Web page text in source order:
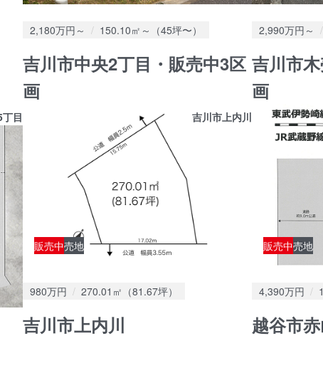
吉川市中央2丁目・販売中3区
画
価格：
2,180万円～ 土地面積：
150.10㎡～（45坪〜）
吉川市
画
価格：
2,990万円～
目
販売中売地
吉川市上内川
吉川市上内川
価格：
980万円 土地面積：
270.01㎡（81.67坪）
販売中売地
越谷市
価格：
4,390万円